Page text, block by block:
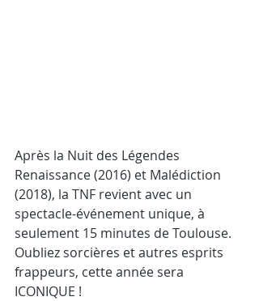
Après la Nuit des Légendes
Renaissance (2016) et Malédiction
(2018), la TNF revient avec un
spectacle-événement unique, à
seulement 15 minutes de Toulouse.
Oubliez sorcières et autres esprits
frappeurs, cette année sera
ICONIQUE !